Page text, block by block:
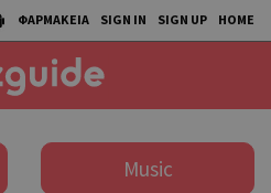
ΦΑΡΜΑΚΕΙΑ SIGN IN SIGN UP HOME
Music